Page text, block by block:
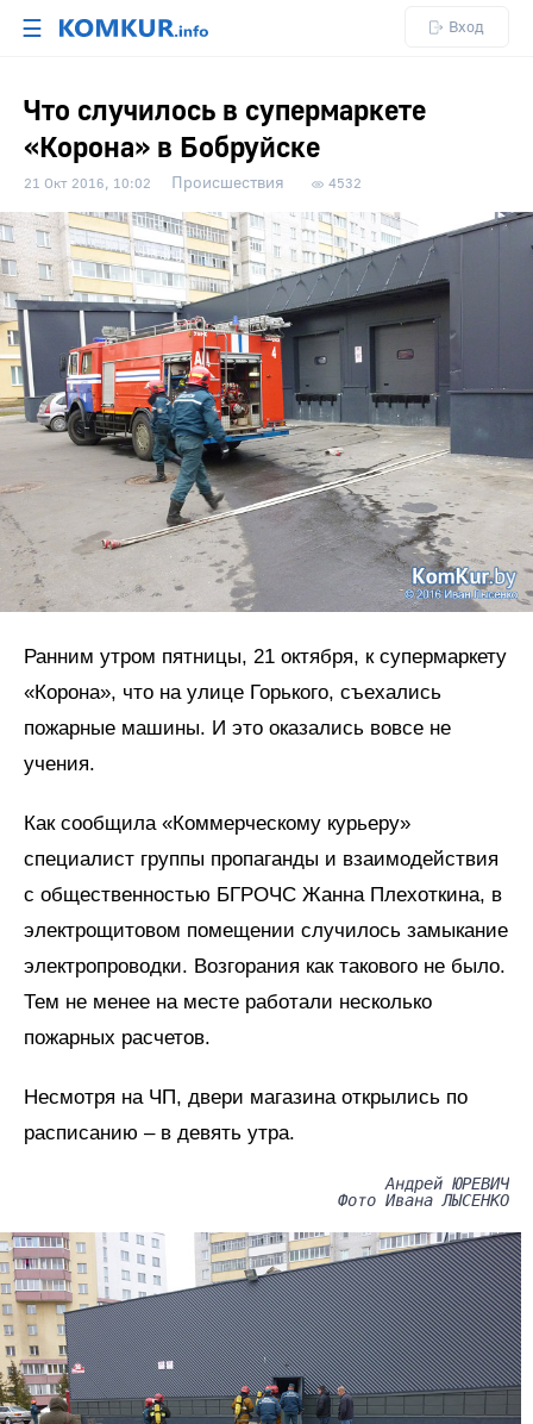
☰ Вход
Что случилось в супермаркете
«Корона» в Бобруйске
21 Окт 2016, 10:02 Происшествия 4532
Ранним утром пятницы, 21 октября, к супермаркету
«Корона», что на улице Горького, съехались
пожарные машины. И это оказались вовсе не
учения.
Как сообщила «Коммерческому курьеру»
специалист группы пропаганды и взаимодействия
с общественностью БГРОЧС Жанна Плехоткина, в
электрощитовом помещении случилось замыкание
электропроводки. Возгорания как такового не было.
Тем не менее на месте работали несколько
пожарных расчетов.
Несмотря на ЧП, двери магазина открылись по
расписанию – в девять утра.
Андрей ЮРЕВИЧ
Фото Ивана ЛЫСЕНКО